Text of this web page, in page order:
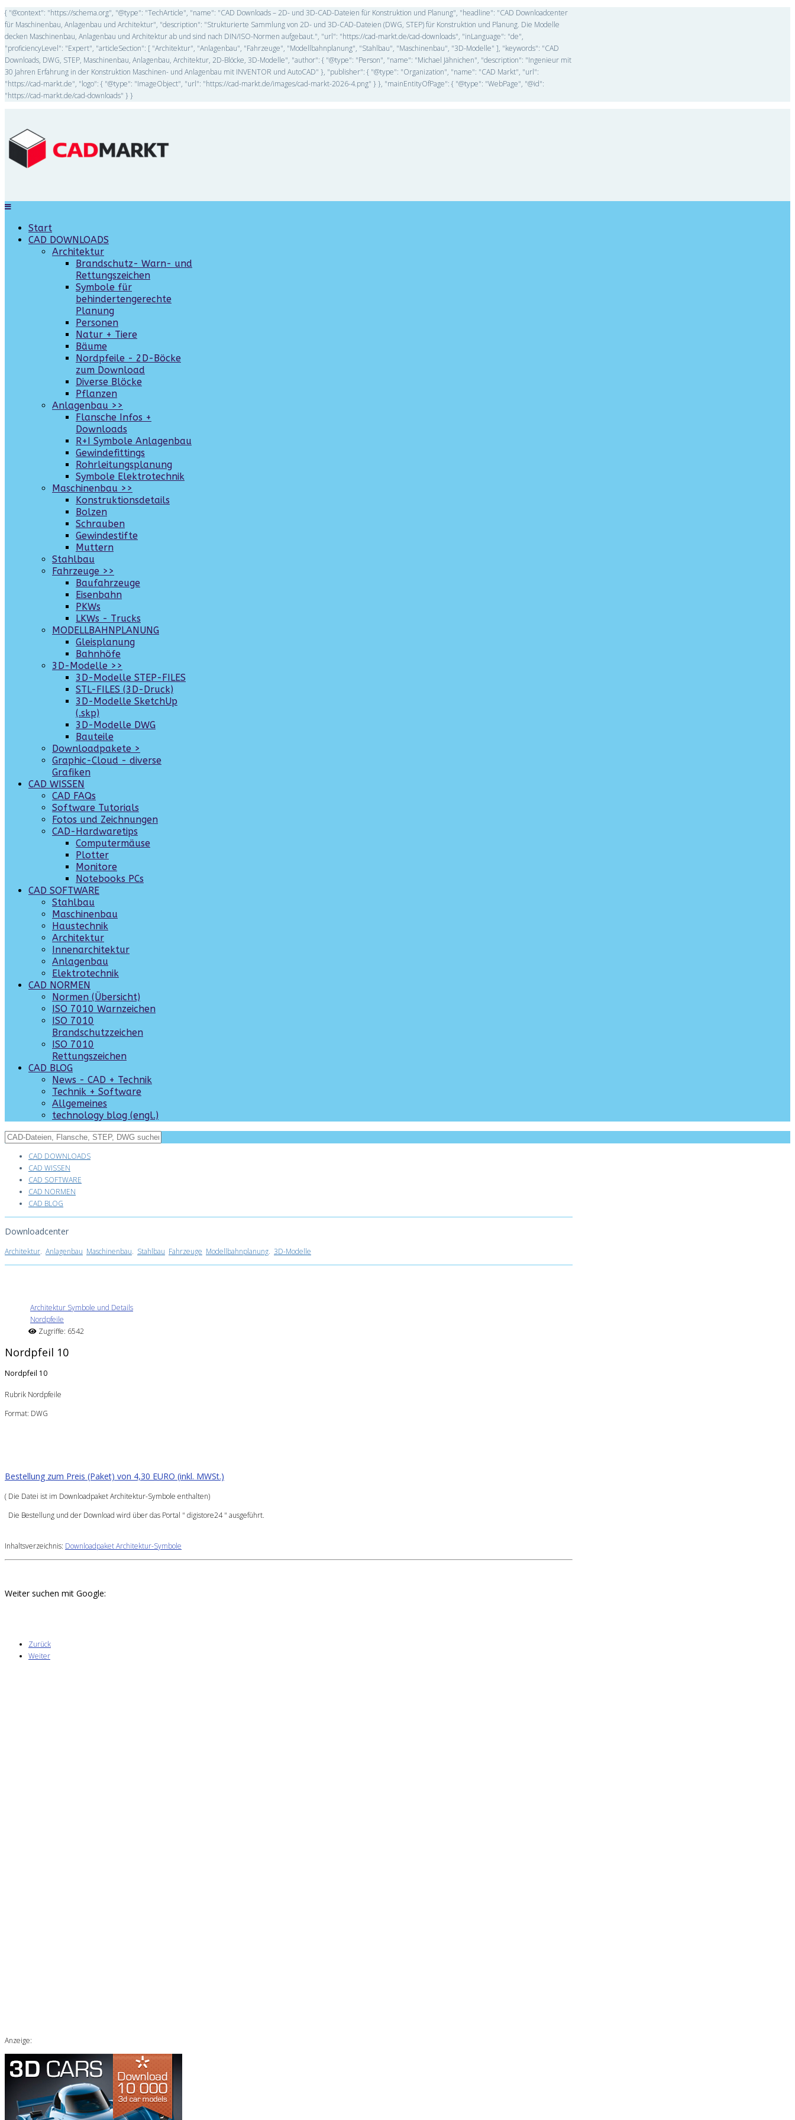
{ "@context": "https://schema.org", "@type": "TechArticle", "name": "CAD Downloads – 2D- und 3D-CAD-Dateien für Konstruktion und Planung", "headline": "CAD Downloadcenter
für Maschinenbau, Anlagenbau und Architektur", "description": "Strukturierte Sammlung von 2D- und 3D-CAD-Dateien (DWG, STEP) für Konstruktion und Planung. Die Modelle
decken Maschinenbau, Anlagenbau und Architektur ab und sind nach DIN/ISO-Normen aufgebaut.", "url": "https://cad-markt.de/cad-downloads", "inLanguage": "de",
"proficiencyLevel": "Expert", "articleSection": [ "Architektur", "Anlagenbau", "Fahrzeuge", "Modellbahnplanung", "Stahlbau", "Maschinenbau", "3D-Modelle" ], "keywords": "CAD
Downloads, DWG, STEP, Maschinenbau, Anlagenbau, Architektur, 2D-Blöcke, 3D-Modelle", "author": { "@type": "Person", "name": "Michael Jähnichen", "description": "Ingenieur mit
30 Jahren Erfahrung in der Konstruktion Maschinen- und Anlagenbau mit INVENTOR und AutoCAD" }, "publisher": { "@type": "Organization", "name": "CAD Markt", "url":
"https://cad-markt.de", "logo": { "@type": "ImageObject", "url": "https://cad-markt.de/images/cad-markt-2026-4.png" } }, "mainEntityOfPage": { "@type": "WebPage", "@id":
"https://cad-markt.de/cad-downloads" } }
Start
CAD DOWNLOADS
Architektur
Brandschutz- Warn- und
Rettungszeichen
Symbole für
behindertengerechte
Planung
Personen
Natur + Tiere
Bäume
Nordpfeile - 2D-Böcke
zum Download
Diverse Blöcke
Pflanzen
Anlagenbau >>
Flansche Infos +
Downloads
R+I Symbole Anlagenbau
Gewindefittings
Rohrleitungsplanung
Symbole Elektrotechnik
Maschinenbau >>
Konstruktionsdetails
Bolzen
Schrauben
Gewindestifte
Muttern
Stahlbau
Fahrzeuge >>
Baufahrzeuge
Eisenbahn
PKWs
LKWs - Trucks
MODELLBAHNPLANUNG
Gleisplanung
Bahnhöfe
3D-Modelle >>
3D-Modelle STEP-FILES
STL-FILES (3D-Druck)
3D-Modelle SketchUp
(.skp)
3D-Modelle DWG
Bauteile
Downloadpakete >
Graphic-Cloud - diverse
Grafiken
CAD WISSEN
CAD FAQs
Software Tutorials
Fotos und Zeichnungen
CAD-Hardwaretips
Computermäuse
Plotter
Monitore
Notebooks PCs
CAD SOFTWARE
Stahlbau
Maschinenbau
Haustechnik
Architektur
Innenarchitektur
Anlagenbau
Elektrotechnik
CAD NORMEN
Normen (Übersicht)
ISO 7010 Warnzeichen
ISO 7010
Brandschutzzeichen
ISO 7010
Rettungszeichen
CAD BLOG
News - CAD + Technik
Technik + Software
Allgemeines
technology blog (engl.)
CAD DOWNLOADS
CAD WISSEN
CAD SOFTWARE
CAD NORMEN
CAD BLOG
Downloadcenter
Architektur. Anlagenbau Maschinenbau. Stahlbau Fahrzeuge Modellbahnplanung. 3D-Modelle
Architektur Symbole und Details
Nordpfeile
Zugriffe: 6542
Nordpfeil 10
Nordpfeil 10
Rubrik Nordpfeile
Format: DWG
Bestellung zum Preis (Paket) von 4,30 EURO (inkl. MWSt.)
( Die Datei ist im Downloadpaket Architektur-Symbole enthalten)
Die Bestellung und der Download wird über das Portal " digistore24 " ausgeführt.
Inhaltsverzeichnis: Downloadpaket Architektur-Symbole
Weiter suchen mit Google:
Zurück
Weiter
Anzeige: